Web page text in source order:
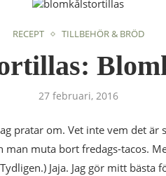
RECEPT TILLBEHÖR & BRÖD
27 februari, 2016
pratar om. Vet inte vem det
muta bort fredags-tacos.
Jaja. Jag gör mitt